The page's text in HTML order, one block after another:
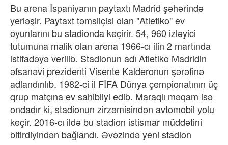
Bu arena İspaniyanın paytaxtı Madrid şəhərində
yerləşir. Paytaxt təmsilçisi olan "Atletiko" ev
oyunlarını bu stadionda keçirir. 54,​ 960 izləyici
tutumuna malik olan arena 1966-cı ilin 2 martında
istifadəyə verilib. Stadionun adı Atletiko Madridin
əfsanəvi prezidenti Visente Kalderonun şərəfinə
adlandırılıb. 1982-ci il FİFA Dünya çempionatının üç
qrup matçına ev sahibliyi edib. Maraqlı məqam isə
ondadır ki, stadionun zirzəmisindən avtomobil yolu
keçir.​ 2016-cı ildə bu stadion istismar müddətini
bitirdiyindən bağlandı. Əvəzində yeni stadion